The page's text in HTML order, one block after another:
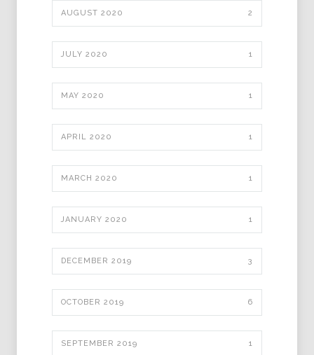
AUGUST 2020 2
JULY 2020 1
MAY 2020 1
APRIL 2020 1
MARCH 2020 1
JANUARY 2020 1
DECEMBER 2019 3
OCTOBER 2019 6
SEPTEMBER 2019 1